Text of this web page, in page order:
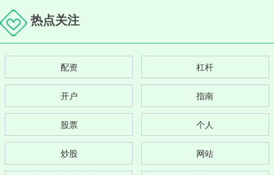
热点关注
配资 杠杆
开户 指南
股票 个人
炒股 网站